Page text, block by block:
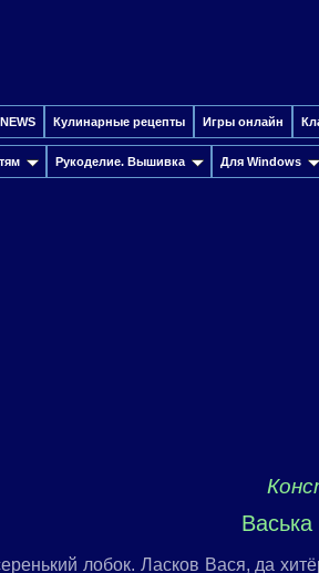
NEWS Кулинарные рецепты Игры онлайн
Рукоделие. Вышивка Для Windows
Васька
лобок. Ласков Вася, да